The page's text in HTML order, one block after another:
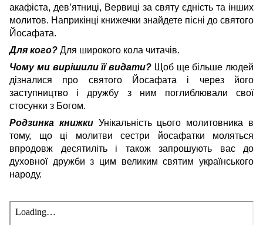
акафіста, дев’ятниці, Вервиці за святу єдність та інших
молитов. Наприкінці книжечки знайдете пісні до святого
Йосафата.
Для кого? Для широкого кола читачів.
Чому ми вирішили її видати? Щоб ще більше людей
дізналися про святого Йосафата і через його
заступництво і дружбу з ним поглиблювали свої
стосунки з Богом.
Родзинка книжкиУнікальність цього молитовника в
тому, що ці молитви сестри йосафатки моляться
впродовж десятиліть і також запрошують вас до
духовної дружби з цим великим святим українського
народу.